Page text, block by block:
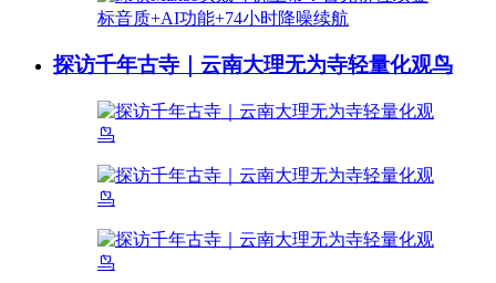
探访千年古寺｜云南大理无为寺轻量化观鸟